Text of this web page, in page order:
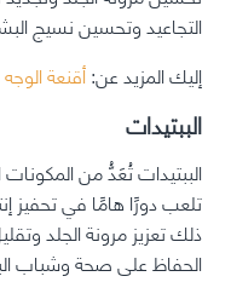
التجاعيد وتحسين نسيج
إليك المزيد عن:أقنعة
الببتيدات
الببتيدات تُعَدُّ من
تلعب دورًا هامًا في تحفيز
ذلك تعزيز مرونة الجلد
الحفاظ على صحة وشباب